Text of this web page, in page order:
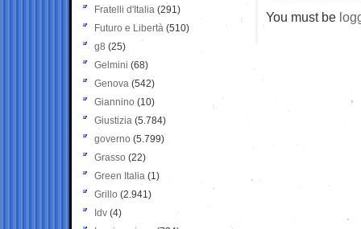
You must be
Fratelli d'Italia (291)
Futuro e Libertà (510)
g8 (25)
Gelmini (68)
Genova (542)
Giannino (10)
Giustizia (5.784)
governo (5.799)
Grasso (22)
Green Italia (1)
Grillo (2.941)
Idv (4)